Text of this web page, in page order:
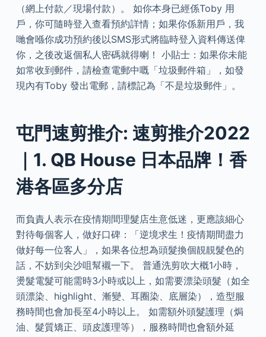
（網上付款／現場付款）。 如你本身已經係Toby 用
戶，你可隨時登入查看預約詳情；如果你係新用戶，我
哋會喺你成功預約後以SMS形式將臨時登入資料傳送俾
你，之後改返個私人密碼就得喇！ 小貼士：如果你未能
如常收到郵件，請檢查電郵中嘅「垃圾郵件箱」，如發
現內有Toby 發出電郵，請標記為「不是垃圾郵件」。
屯門速剪推介: 速剪推介2022
｜1. QB House 日本品牌！香
港各區多分店
而負責人表示在疫情期間理髮店生意低迷，更應該細心
對待每個客人，做好口碑：「逆境求生！疫情期間盡力
做好每一位客人」，如果各位想為頭髮換個靚靚髮色的
話，不妨到尖沙咀幫襯一下。 普通洗剪吹大概1小時，
燙髮電髮可能需時3小時或以上，如需要漂染頭髮（如全
頭漂染、highlight、漸變、耳圈染、底層染），造型服
務時間也會加長至4小時以上。 如需額外頭髮護理（焗
油、髮質矯正、頭皮護理等），服務時間也會額外延